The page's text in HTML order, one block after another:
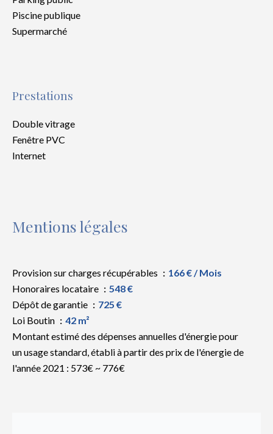
Piscine publique
Supermarché
Prestations
Double vitrage
Fenêtre PVC
Internet
Mentions légales
Provision sur charges récupérables
166 € / Mois
Honoraires locataire
548 €
Dépôt de garantie
725 €
Loi Boutin
42 m²
Montant estimé des dépenses annuelles d'énergie pour
un usage standard, établi à partir des prix de l'énergie de
l'année 2021 : 573€ ~ 776€